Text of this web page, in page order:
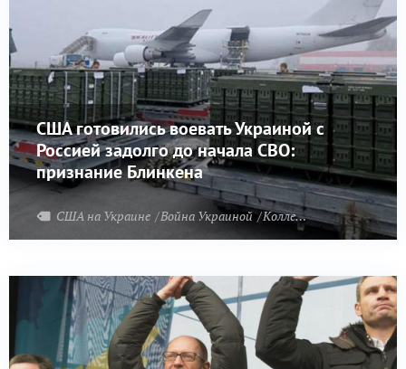
США готовились воевать Украиной с
Россией задолго до начала СВО:
признание Блинкена
США на Украине Война Украиной Коллективный Запад